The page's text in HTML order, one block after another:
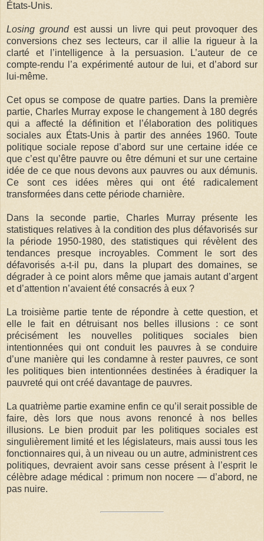
États-Unis.
Losing ground est aussi un livre qui peut provoquer des
conversions chez ses lecteurs, car il allie la rigueur à la
clarté et l’intelligence à la persuasion. L’auteur de ce
compte-rendu l’a expérimenté autour de lui, et d’abord sur
lui-même.
Cet opus se compose de quatre parties. Dans la première
partie, Charles Murray expose le changement à 180 degrés
qui a affecté la définition et l’élaboration des politiques
sociales aux États-Unis à partir des années 1960. Toute
politique sociale repose d’abord sur une certaine idée ce
que c’est qu’être pauvre ou être démuni et sur une certaine
idée de ce que nous devons aux pauvres ou aux démunis.
Ce sont ces idées mères qui ont été radicalement
transformées dans cette période charnière.
Dans la seconde partie, Charles Murray présente les
statistiques relatives à la condition des plus défavorisés sur
la période 1950-1980, des statistiques qui révèlent des
tendances presque incroyables. Comment le sort des
défavorisés a-t-il pu, dans la plupart des domaines, se
dégrader à ce point alors même que jamais autant d’argent
et d’attention n’avaient été consacrés à eux ?
La troisième partie tente de répondre à cette question, et
elle le fait en détruisant nos belles illusions : ce sont
précisément les nouvelles politiques sociales bien
intentionnées qui ont conduit les pauvres à se conduire
d’une manière qui les condamne à rester pauvres, ce sont
les politiques bien intentionnées destinées à éradiquer la
pauvreté qui ont créé davantage de pauvres.
La quatrième partie examine enfin ce qu’il serait possible de
faire, dès lors que nous avons renoncé à nos belles
illusions. Le bien produit par les politiques sociales est
singulièrement limité et les législateurs, mais aussi tous les
fonctionnaires qui, à un niveau ou un autre, administrent ces
politiques, devraient avoir sans cesse présent à l’esprit le
célèbre adage médical : primum non nocere — d’abord, ne
pas nuire.